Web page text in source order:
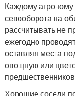
Каждому агроному
севооборота на
рассчитывать не
ежегодно
оставляя места
овощную или
Хорошие соседи